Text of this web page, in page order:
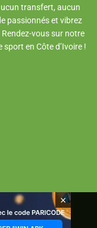
transfert, aucun
passionnés et vibrez
vous sur notre
en Côte d’Ivoire !
×